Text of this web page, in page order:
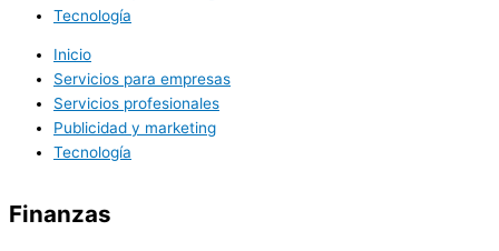
Tecnología
Inicio
Servicios para empresas
Servicios profesionales
Publicidad y marketing
Tecnología
Finanzas